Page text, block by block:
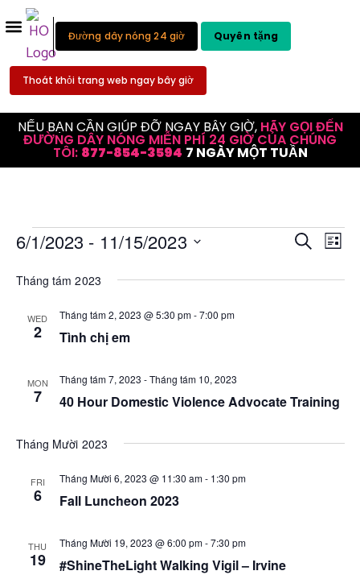
Đường dây nóng 24 giờ Quyên tặng
Thoát khỏi trang web ngay bây giờ
NẾU BẠN CẦN GIÚP ĐỠ NGAY BÂY GIỜ, HÃY GỌI ĐẾN
ĐƯỜNG DÂY NÓNG MIỄN PHÍ 24 GIỜ CỦA CHÚNG
TÔI: 877-854-3594 7 NGÀY MỘT TUẦN
Tìm
kiếm
chế
Tìm kiếm
6/1/2023 - 11/15/2023
ngày.
Tháng tám 2023
WED
2 Tình chị em
Tháng tám 2, 2023 @ 5:30 pm-7:00 pm
MON
7 40 Hour Domestic Violence Advocate Training
Tháng tám 7, 2023 -Tháng tám 10, 2023
Tháng Mười 2023
FRI
6 Fall Luncheon 2023
Tháng Mười 6, 2023 @ 11:30 am- 1:30 pm
THU
19 #ShineTheLight Walking Vigil – Irvine
Tháng Mười 19, 2023 @ 6:00 pm-7:30 pm